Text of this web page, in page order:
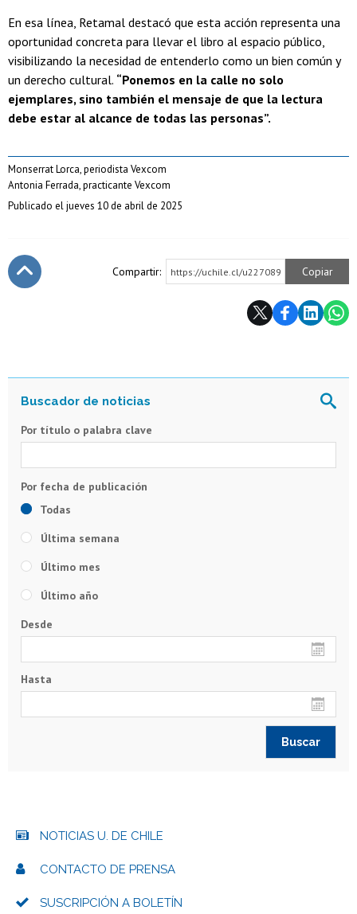
En esa línea, Retamal destacó que esta acción representa una
oportunidad concreta para llevar el libro al espacio público,
visibilizando la necesidad de entenderlo como un bien común y
un derecho cultural. “Ponemos en la calle no solo
ejemplares, sino también el mensaje de que la lectura
debe estar al alcance de todas las personas”.
Monserrat Lorca, periodista Vexcom
Antonia Ferrada, practicante Vexcom
Publicado el jueves 10 de abril de 2025
Compartir: https://uchile.cl/u227089 Copiar
Por título o palabra clave
Todas
Última semana
Último mes
Último año
Desde
Hasta
NOTICIAS U. DE CHILE
CONTACTO DE PRENSA
SUSCRIPCIÓN A BOLETÍN